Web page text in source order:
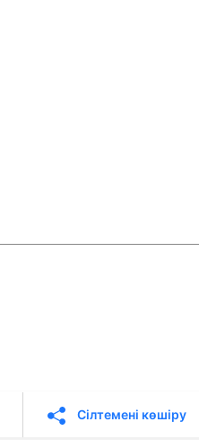
Сілтемені көшіру